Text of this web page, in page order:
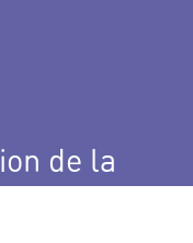
de la